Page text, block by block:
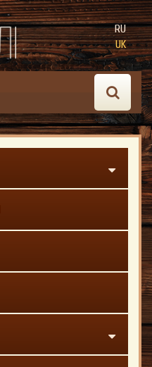
RU
UK